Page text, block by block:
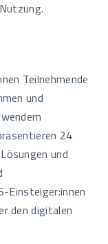
Teilnehmende
und
24
und
Einsteiger:innen
den digitalen